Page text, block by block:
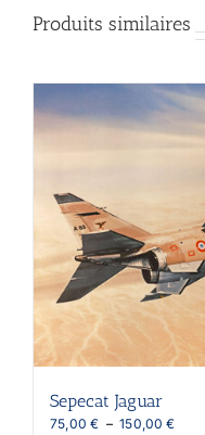
Produits similaires
Sepecat Jaguar
75,00€ – 150,00€Plage